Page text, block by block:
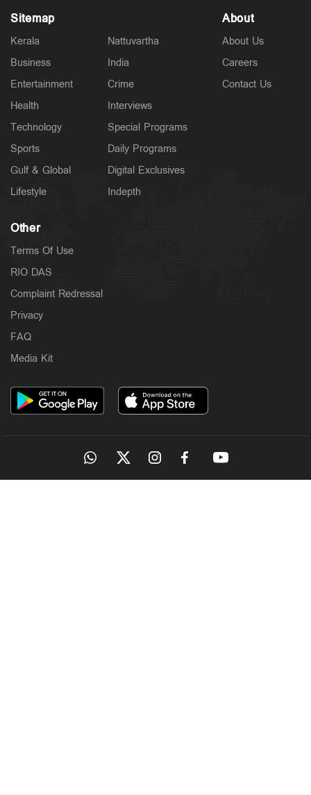
States
ആകാശച്ചുഴി അപകടത്തില്‍ വിശദീകരണവുമായി
പൈലറ്റ് അസോസിയേഷന്‍
അര്‍ജുന്‍ ആയങ്കിക്കെതിരെ കൂടുതല്‍ വകുപ്പുകള്‍
വരുന്നു; നിയമോപദേശം തേടി പൊലീസ്
Sitemap
Kerala
Business
Entertainment
Health
Technology
Sports
Gulf & Global
Lifestyle
Nattuvartha
India
Crime
Interviews
Special Programs
Daily Programs
Digital Exclusives
Indepth
About
About Us
Careers
Contact Us
Other
Terms Of Use
RIO DAS
Complaint Redressal
Privacy
FAQ
Media Kit